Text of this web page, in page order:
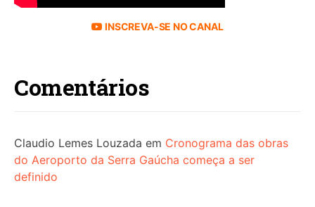
INSCREVA-SE NO CANAL
Comentários
Claudio Lemes Louzada em Cronograma das obras
do Aeroporto da Serra Gaúcha começa a ser
definido